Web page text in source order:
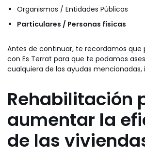
Organismos / Entidades Públicas
Particulares / Personas físicas
Antes de continuar, te recordamos
con Es Terrat para que te podamos
cualquiera de las ayudas mencionadas,
Rehabilitación
aumentar la
de las